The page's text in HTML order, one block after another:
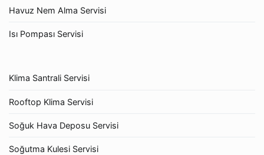
Havuz Nem Alma Servisi
Isı Pompası Servisi
Klima Santrali Servisi
Rooftop Klima Servisi
Soğuk Hava Deposu Servisi
Soğutma Kulesi Servisi